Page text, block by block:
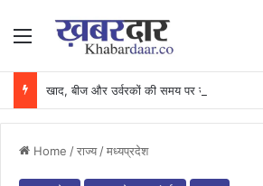
Menu
Home /राज्य /मध्यप्रदेश